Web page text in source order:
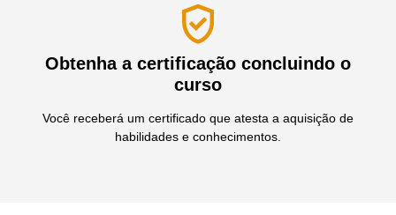
Obtenha a certificação concluindo o
curso
Você receberá um certificado que atesta a aquisição de
habilidades e conhecimentos.